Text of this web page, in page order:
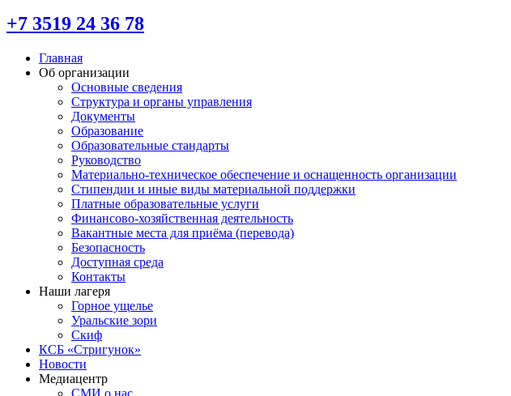
+7 3519 24 36 78
Главная
Об организации
Основные сведения
Структура и органы управления
Документы
Образование
Образовательные стандарты
Руководство
Материально-техническое обеспечение и оснащенность организации
Стипендии и иные виды материальной поддержки
Платные образовательные услуги
Финансово-хозяйственная деятельность
Вакантные места для приёма (перевода)
Безопасность
Доступная среда
Контакты
Наши лагеря
Горное ущелье
Уральские зори
Скиф
КСБ «Стригунок»
Новости
Медиацентр